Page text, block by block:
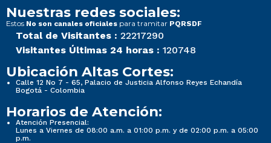
Nuestras redes sociales:
Estos No son canales oficiales para tramitar PQRSDF
Total de Visitantes : 22217290
Visitantes Últimas 24 horas : 120748
Ubicación Altas Cortes:
Calle 12 No 7 - 65, Palacio de Justicia Alfonso Reyes Echandía
Bogotá - Colombia
Horarios de Atención:
Atención Presencial:
Lunes a Viernes de 08:00 a.m. a 01:00 p.m. y de 02:00 p.m. a 05:00
p.m.